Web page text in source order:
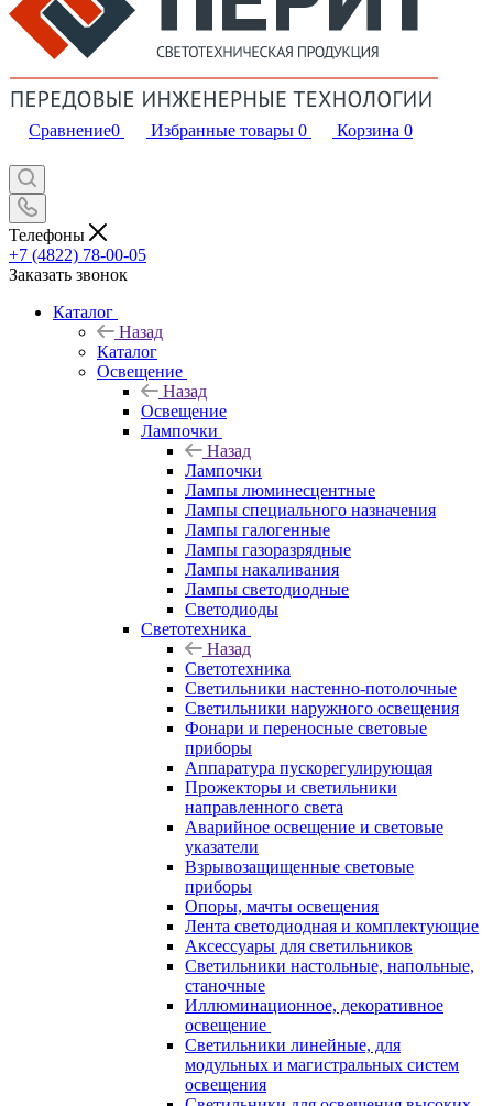
Сравнение0 Избранные товары 0 Корзина 0
Телефоны
+7 (4822) 78-00-05
Заказать звонок
Каталог
Назад
Каталог
Освещение
Назад
Освещение
Лампочки
Назад
Лампочки
Лампы люминесцентные
Лампы специального назначения
Лампы галогенные
Лампы газоразрядные
Лампы накаливания
Лампы светодиодные
Светодиоды
Светотехника
Назад
Светотехника
Светильники настенно-потолочные
Светильники наружного освещения
Фонари и переносные световые
приборы
Аппаратура пускорегулирующая
Прожекторы и светильники
направленного света
Аварийное освещение и световые
указатели
Взрывозащищенные световые
приборы
Опоры, мачты освещения
Лента светодиодная и комплектующие
Аксессуары для светильников
Светильники настольные, напольные,
станочные
Иллюминационное, декоративное
освещение
Светильники линейные, для
модульных и магистральных систем
освещения